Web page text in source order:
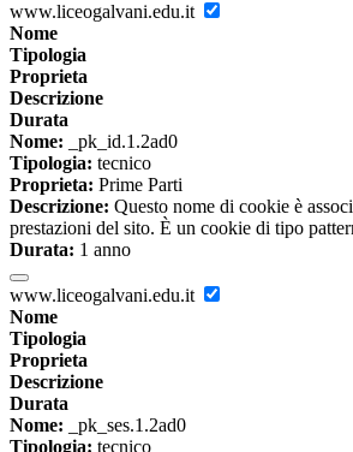
www.liceogalvani.edu.it
Nome
Tipologia
Proprieta
Descrizione
Durata
Nome: _pk_id.1.2ad0
Tipologia: tecnico
Proprieta: Prime Parti
Descrizione: Questo nome di cookie è
prestazioni del sito. È un cookie di tipo
Durata: 1 anno
www.liceogalvani.edu.it
Nome
Tipologia
Proprieta
Descrizione
Durata
Nome: _pk_ses.1.2ad0
Tipologia: tecnico